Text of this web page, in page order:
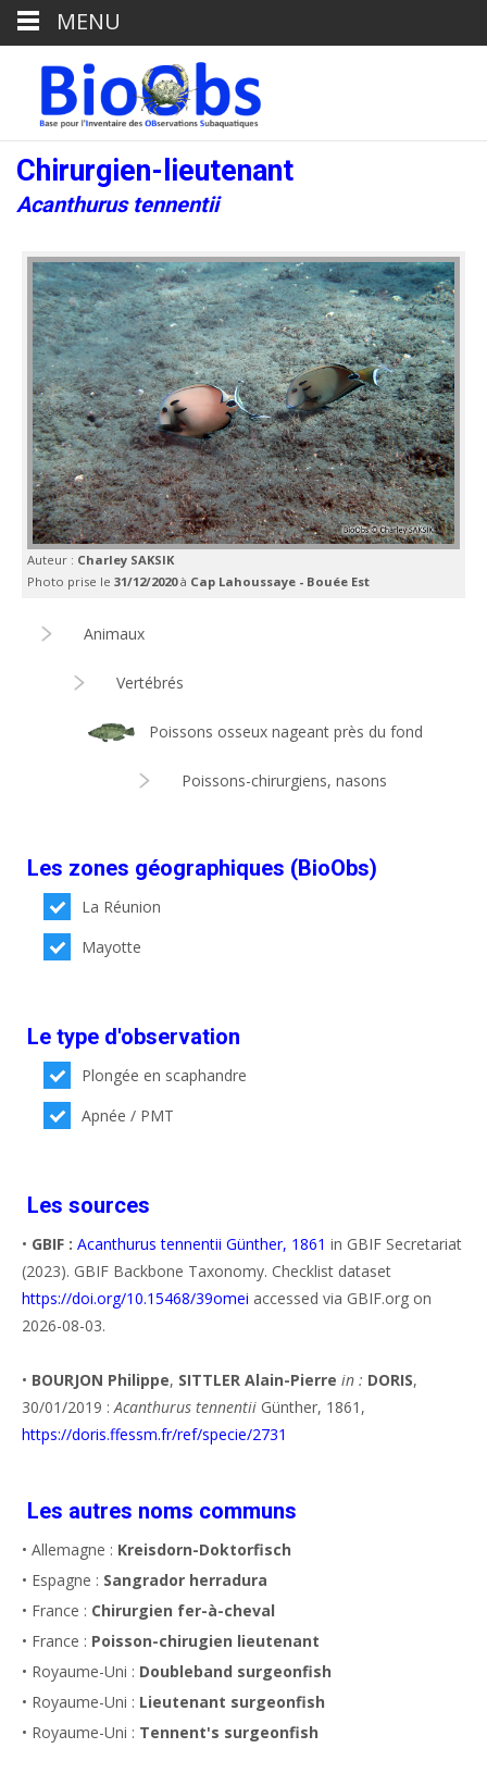
Chirurgien-lieutenant
Acanthurus tennentii
Auteur : Charley SAKSIK
Photo prise le 31/12/2020à Cap Lahoussaye - Bouée Est
Animaux
Vertébrés
Poissons osseux nageant près du fond
Poissons-chirurgiens, nasons
Les zones géographiques (BioObs)
La Réunion
Mayotte
Le type d'observation
Plongée en scaphandre
Apnée / PMT
Les sources
• GBIF : Acanthurus tennentii Günther, 1861 in GBIF Secretariat
(2023). GBIF Backbone Taxonomy. Checklist dataset
https://doi.org/10.15468/39omei accessed via GBIF.org on
2026-08-03.
• BOURJON Philippe, SITTLER Alain-Pierre in : DORIS,
30/01/2019 : Acanthurus tennentii Günther, 1861,
https://doris.ffessm.fr/ref/specie/2731
Les autres noms communs
• Allemagne : Kreisdorn-Doktorfisch
• Espagne : Sangrador herradura
• France : Chirurgien fer-à-cheval
• France : Poisson-chirugien lieutenant
• Royaume-Uni : Doubleband surgeonfish
• Royaume-Uni : Lieutenant surgeonfish
• Royaume-Uni : Tennent's surgeonfish
MENU